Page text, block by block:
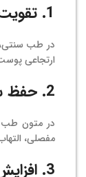
1.
در طب
ارتجاعی
2. حفظ
در متون طب
مفصلی،
3.